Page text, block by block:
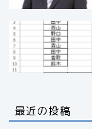
最近の投稿